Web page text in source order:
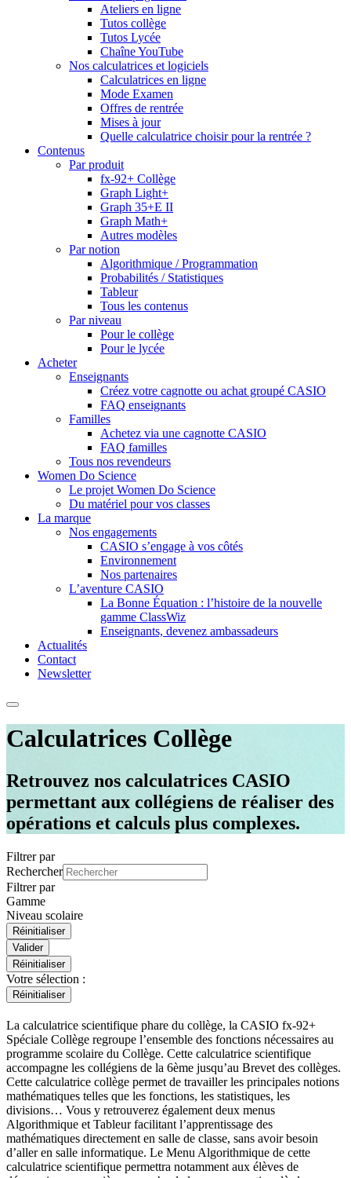
Ateliers en ligne
Tutos collège
Tutos Lycée
Chaîne YouTube
Nos calculatrices et logiciels
Calculatrices en ligne
Mode Examen
Offres de rentrée
Mises à jour
Quelle calculatrice choisir pour la rentrée ?
Contenus
Par produit
fx-92+ Collège
Graph Light+
Graph 35+E II
Graph Math+
Autres modèles
Par notion
Algorithmique / Programmation
Probabilités / Statistiques
Tableur
Tous les contenus
Par niveau
Pour le collège
Pour le lycée
Acheter
Enseignants
Créez votre cagnotte ou achat groupé CASIO
FAQ enseignants
Familles
Achetez via une cagnotte CASIO
FAQ familles
Tous nos revendeurs
Women Do Science
Le projet Women Do Science
Du matériel pour vos classes
La marque
Nos engagements
CASIO s’engage à vos côtés
Environnement
Nos partenaires
L’aventure CASIO
La Bonne Équation : l’histoire de la nouvelle
gamme ClassWiz
Enseignants, devenez ambassadeurs
Actualités
Contact
Newsletter
Calculatrices Collège
Retrouvez nos calculatrices CASIO
permettant aux collégiens de réaliser des
opérations et calculs plus complexes.
Filtrer par
Rechercher
Filtrer par
Gamme
Niveau scolaire
Valider
Réinitialiser
Votre sélection :
Réinitialiser
La calculatrice scientifique phare du collège, la CASIO fx-92+
Spéciale Collège regroupe l’ensemble des fonctions nécessaires au
programme scolaire du Collège. Cette calculatrice scientifique
accompagne les collégiens de la 6ème jusqu’au Brevet des collèges.
Cette calculatrice collège permet de travailler les principales notions
mathématiques telles que les fonctions, les statistiques, les
divisions… Vous y retrouverez également deux menus
Algorithmique et Tableur facilitant l’apprentissage des
mathématiques directement en salle de classe, sans avoir besoin
d’aller en salle informatique. Le Menu Algorithmique de cette
calculatrice scientifique permettra notamment aux élèves de